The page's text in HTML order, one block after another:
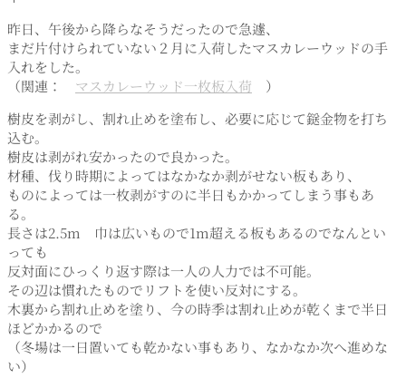
昨日、午後から降らなそうだったので急遽、
まだ片付けられていない２月に入荷したマスカレーウッドの手
入れをした。
（関連： マスカレーウッド一枚板入荷 ）
樹皮を剥がし、割れ止めを塗布し、必要に応じて鎹金物を打ち
込む。
樹皮は剥がれ安かったので良かった。
材種、伐り時期によってはなかなか剥がせない板もあり、
ものによっては一枚剥がすのに半日もかかってしまう事もあ
る。
長さは2.5m 巾は広いもので1m超える板もあるのでなんとい
っても
反対面にひっくり返す際は一人の人力では不可能。
その辺は慣れたものでリフトを使い反対にする。
木裏から割れ止めを塗り、今の時季は割れ止めが乾くまで半日
ほどかかるので
（冬場は一日置いても乾かない事もあり、なかなか次へ進めな
い）